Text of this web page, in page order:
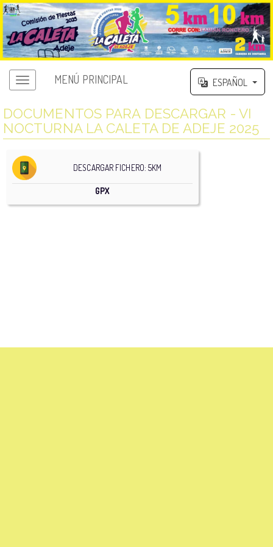
MENÚ PRINCIPAL ESPAÑOL
DOCUMENTOS PARA DESCARGAR - VI
NOCTURNA LA CALETA DE ADEJE 2025
DESCARGAR FICHERO: 5KM
GPX